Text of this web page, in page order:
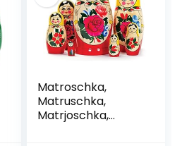
Matroschka,
Matruschka,
Matrjoschka,